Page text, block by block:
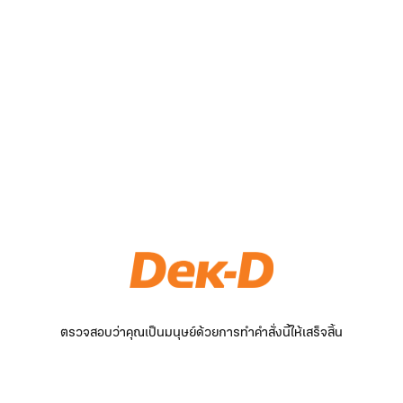
ตรวจสอบว่าคุณเป็นมนุษย์ด้วยการทำคำสั่งนี้ให้เสร็จสิ้น